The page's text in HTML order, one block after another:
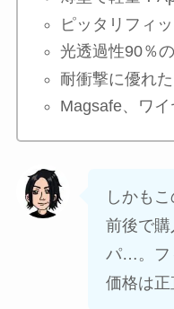
ピッタリフィ
光透過性90％
耐衝撃に優れ
Magsafe、ワ
しかも
前後で購
パ…。フ
価格は正